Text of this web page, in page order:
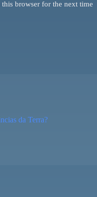
browser for the next time
da Terra?